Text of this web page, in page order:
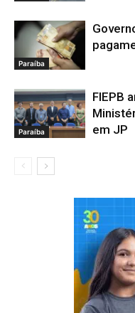
Paraíba
Paraíba
FIEPB
em JP